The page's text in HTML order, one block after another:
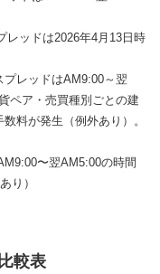
レッドは2026年4月13日時
レッドはAM9:00～翌
ペア・売買種別ごとの建
料が発生（例外あり）。
〜翌AM5:00の時間
り）
較表